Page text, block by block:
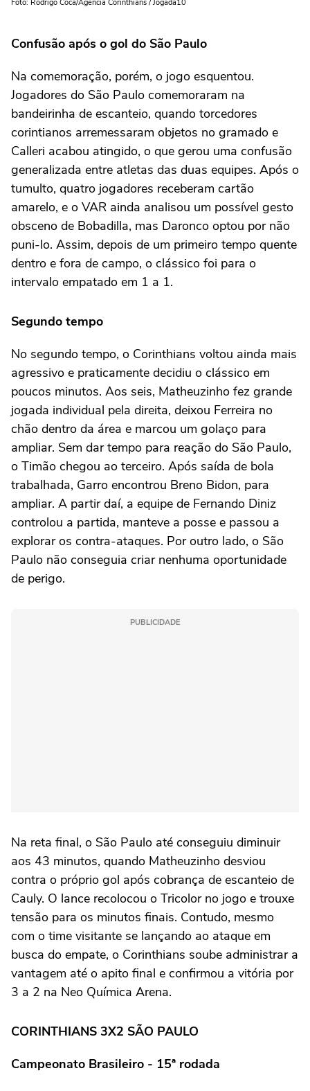
Foto: Rodrigo Coca/Agência Corinthians / Jogada10
Confusão após o gol do São Paulo
Na comemoração, porém, o jogo esquentou.
Jogadores do São Paulo comemoraram na
bandeirinha de escanteio, quando torcedores
corintianos arremessaram objetos no gramado e
Calleri acabou atingido, o que gerou uma confusão
generalizada entre atletas das duas equipes. Após o
tumulto, quatro jogadores receberam cartão
amarelo, e o VAR ainda analisou um possível gesto
obsceno de Bobadilla, mas Daronco optou por não
puni-lo. Assim, depois de um primeiro tempo quente
dentro e fora de campo, o clássico foi para o
intervalo empatado em 1 a 1.
Segundo tempo
No segundo tempo, o Corinthians voltou ainda mais
agressivo e praticamente decidiu o clássico em
poucos minutos. Aos seis, Matheuzinho fez grande
jogada individual pela direita, deixou Ferreira no
chão dentro da área e marcou um golaço para
ampliar. Sem dar tempo para reação do São Paulo,
o Timão chegou ao terceiro. Após saída de bola
trabalhada, Garro encontrou Breno Bidon, para
ampliar. A partir daí, a equipe de Fernando Diniz
controlou a partida, manteve a posse e passou a
explorar os contra-ataques. Por outro lado, o São
Paulo não conseguia criar nenhuma oportunidade
de perigo.
PUBLICIDADE
Na reta final, o São Paulo até conseguiu diminuir
aos 43 minutos, quando Matheuzinho desviou
contra o próprio gol após cobrança de escanteio de
Cauly. O lance recolocou o Tricolor no jogo e trouxe
tensão para os minutos finais. Contudo, mesmo
com o time visitante se lançando ao ataque em
busca do empate, o Corinthians soube administrar a
vantagem até o apito final e confirmou a vitória por
3 a 2 na Neo Química Arena.
CORINTHIANS 3X2 SÃO PAULO
Campeonato Brasileiro - 15ª rodada